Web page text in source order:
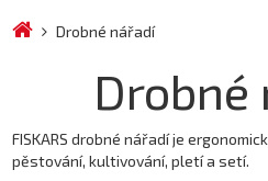
Drobné nářadí
Drobné
FISKARS drobné nářadí je
pěstování, kultivování, pletí a setí.